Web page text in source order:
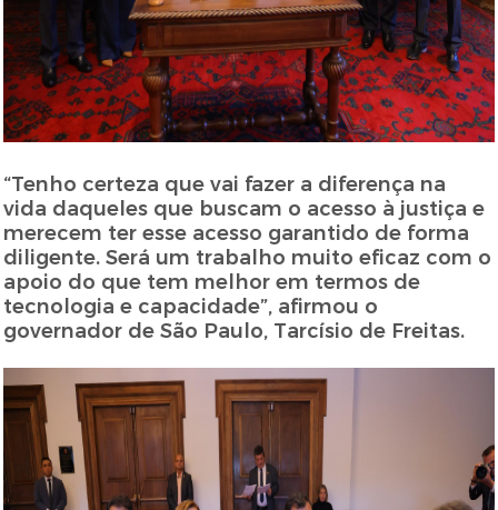
“Tenho certeza que vai fazer a diferença na
vida daqueles que buscam o acesso à justiça e
merecem ter esse acesso garantido de forma
diligente. Será um trabalho muito eficaz com o
apoio do que tem melhor em termos de
tecnologia e capacidade”, afirmou o
governador de São Paulo, Tarcísio de Freitas.